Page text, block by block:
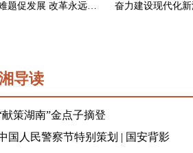
破难题促发展 改革永远在路上 奋力建设现代化
导读
献策湖南”金点子摘登
国人民警察节特别策划 | 国安背影